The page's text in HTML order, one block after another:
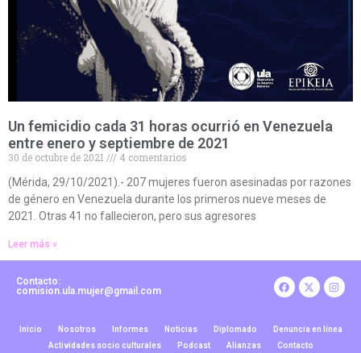
Un femicidio cada 31 horas ocurrió en Venezuela
entre enero y septiembre de 2021
30 de octubre de 2021
4 comentarios
(Mérida, 29/10/2021).- 207 mujeres fueron asesinadas por razones
de género en Venezuela durante los primeros nueve meses de
2021. Otras 41 no fallecieron, pero sus agresores
Leer más »
Contacto:
comision.ula.mujer@gmail.com
Inicio Nosotros Informes Noticias Diplomado
Denuncia en línea
Actividades socio culturales
Podcast Alianzas Contacto